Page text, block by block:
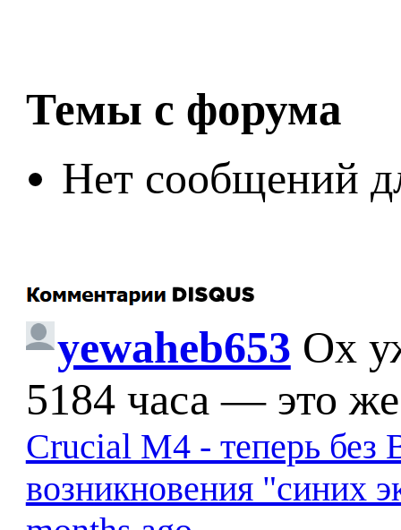
Темы с форума
Нет сообщений
yewaheb653 Ох
5184 часа — это
Crucial M4 - теперь без
возникновения "синих